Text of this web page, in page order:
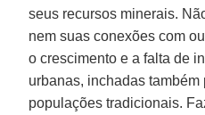
seus recursos minerais.
nem suas conexões com
o crescimento e a falta de
urbanas, inchadas
populações tradicionais.